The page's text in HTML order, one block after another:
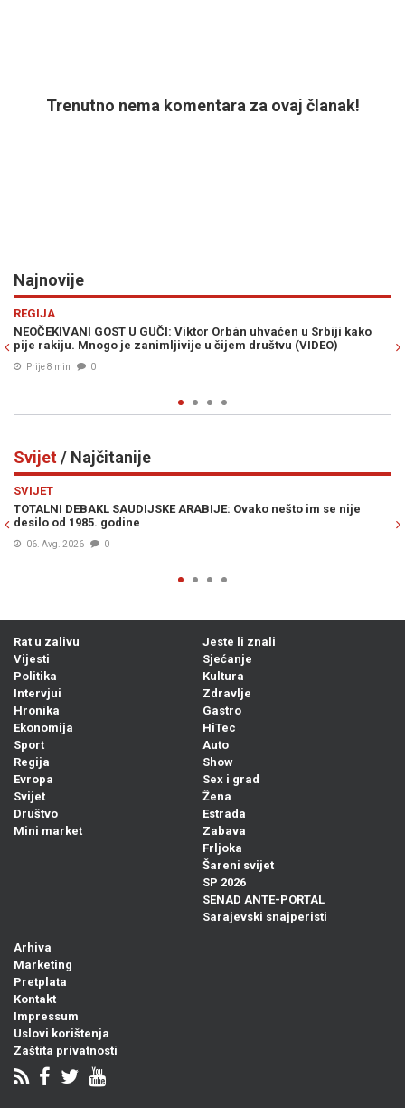
Trenutno nema komentara za ovaj članak!
Najnovije
uhvaćen u Srbiji kako
društvu (VIDEO)
DOK PRIČA O DEFICITU BOŠNJAKA U
Konaković nikada nije popunio pozicije
Svijet/ Najčitanije
Ovako nešto im se nije
HILLARY CLINTON U PROGRAMU UŽIVO
„Spremna sam lično nominirati Trumpa
Rat u zalivu
Vijesti
Politika
Intervjui
Hronika
Ekonomija
Sport
Regija
Evropa
Svijet
Društvo
Mini market
Jeste li znali
Sjećanje
Kultura
Zdravlje
Gastro
HiTec
Auto
Show
Sex i grad
Žena
Estrada
Zabava
Frljoka
Šareni svijet
SP 2026
SENAD ANTE-PORTAL
Sarajevski snajperisti
Arhiva
Marketing
Pretplata
Kontakt
Impressum
Uslovi korištenja
Zaštita privatnosti